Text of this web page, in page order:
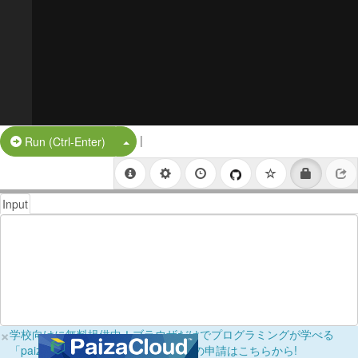
Run (Ctrl-Enter) Split Button!
|
Input
×学校向けに無料提供中！ブラウザだけでプログラミングが学べる
「paizaラーニング学校フリーパス」の申請はこちらから!